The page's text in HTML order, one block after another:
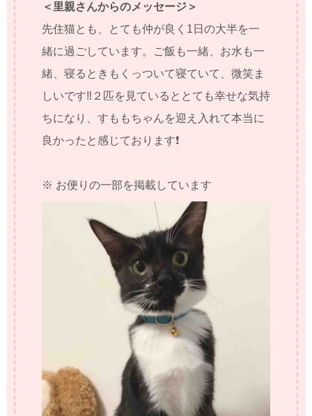
＜里親さんからのメッセージ＞
先住猫とも、とても仲が良く1日の大半を一
緒に過ごしています。ご飯も一緒、お水も一
緒、寝るときもくっついて寝ていて、微笑ま
しいです‼️２匹を見ているととても幸せな気持
ちになり、すももちゃんを迎え入れて本当に
良かったと感じております❗️
※ お便りの一部を掲載しています